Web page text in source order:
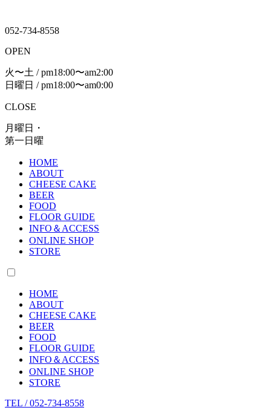
052-734-8558
OPEN
火〜土 / pm18:00〜am2:00
日曜日 / pm18:00〜am0:00
CLOSE
月曜日・
第一日曜
HOME
ABOUT
CHEESE CAKE
BEER
FOOD
FLOOR GUIDE
INFO＆ACCESS
ONLINE SHOP
STORE
HOME
ABOUT
CHEESE CAKE
BEER
FOOD
FLOOR GUIDE
INFO＆ACCESS
ONLINE SHOP
STORE
TEL / 052-734-8558